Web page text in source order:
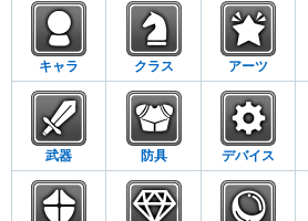
キャラ クラス アーツ
武器 防具 デバイス